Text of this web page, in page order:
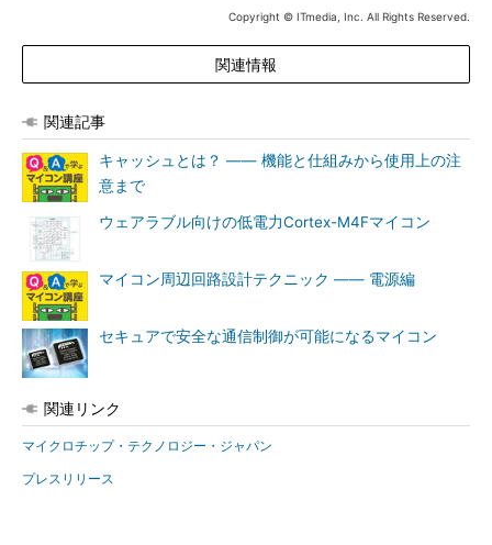
Copyright © ITmedia, Inc. All Rights Reserved.
関連情報
関連記事
キャッシュとは？ ―― 機能と仕組みから使用上の注
意まで
ウェアラブル向けの低電力Cortex-M4Fマイコン
マイコン周辺回路設計テクニック ―― 電源編
セキュアで安全な通信制御が可能になるマイコン
関連リンク
マイクロチップ・テクノロジー・ジャパン
プレスリリース